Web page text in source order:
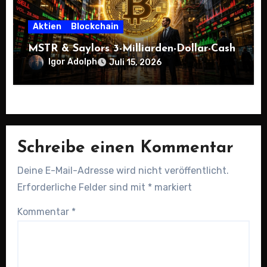
Aktien Blockchain
MSTR & Saylors 3-Milliarden-Dollar-Cash
Igor Adolph Juli 15, 2026
Schreibe einen Kommentar
Deine E-Mail-Adresse wird nicht veröffentlicht.
Erforderliche Felder sind mit * markiert
Kommentar *